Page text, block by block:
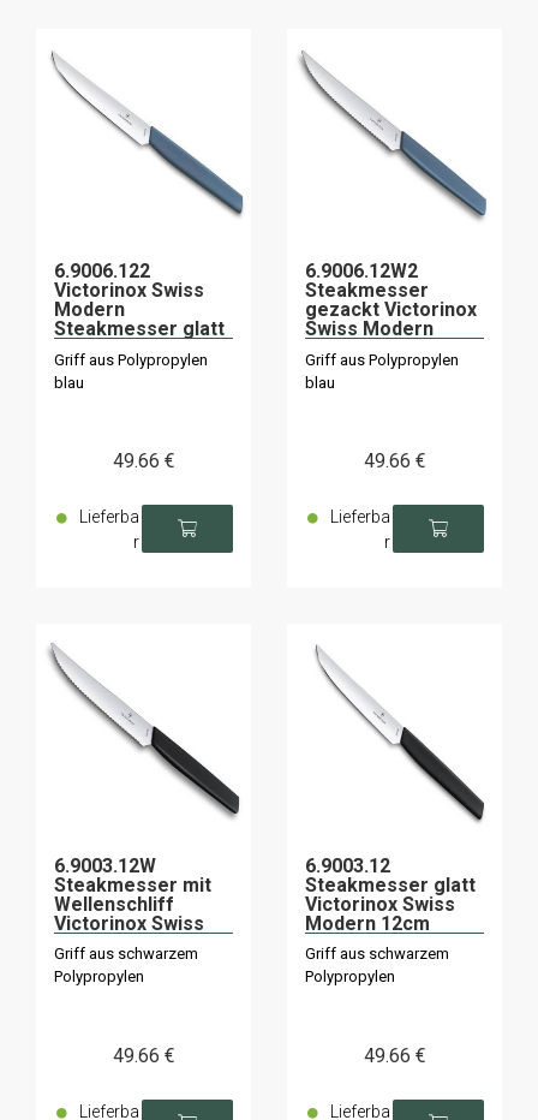
6.9006.122
Victorinox Swiss
Modern
Steakmesser glatt
12cm Kornblume x6
Griff aus Polypropylen
blau
49.66 €
Lieferba
r
6.9006.12W2
Steakmesser
gezackt Victorinox
Swiss Modern
12cm Kornblume x6
Griff aus Polypropylen
blau
49.66 €
Lieferba
r
6.9003.12W
Steakmesser mit
Wellenschliff
Victorinox Swiss
Modern 12cm
schwarz x6
Griff aus schwarzem
Polypropylen
49.66 €
Lieferba
6.9003.12
Steakmesser glatt
Victorinox Swiss
Modern 12cm
schwarz x6
Griff aus schwarzem
Polypropylen
49.66 €
Lieferba